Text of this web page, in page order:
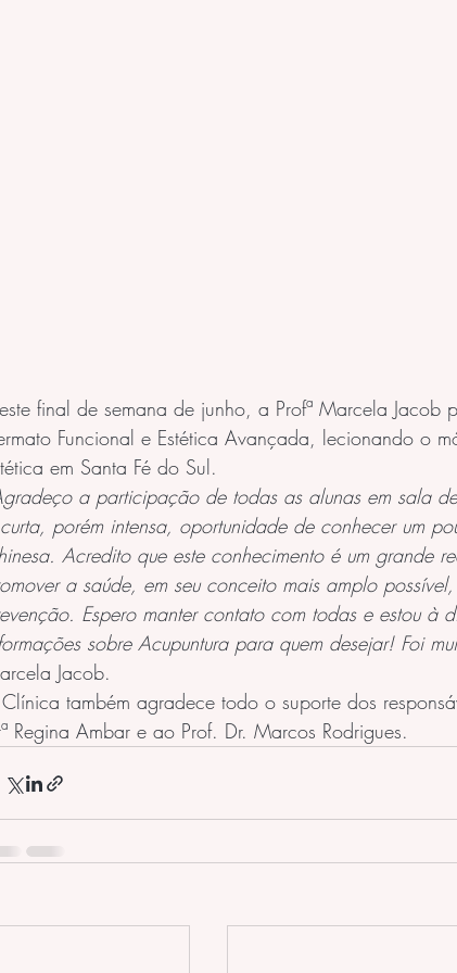
final de semana de junho, a Profª Marcela Jacob
Funcional e Estética Avançada, lecionando o
em Santa Fé do Sul.
a participação de todas as alunas em sala
porém intensa, oportunidade de conhecer um
Acredito que este conhecimento é um grande
a saúde, em seu conceito mais amplo
Espero manter contato com todas e estou à
sobre Acupuntura para quem desejar! Foi
Jacob.
também agradece todo o suporte dos
Regina Ambar e ao Prof. Dr. Marcos Rodrigues.